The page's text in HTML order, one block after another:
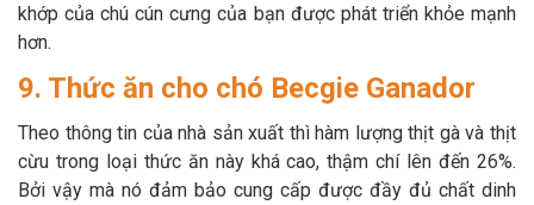
khớp của chú cún cưng của bạn được phát triển khỏe mạnh
hơn.
9. Thức ăn cho chó Becgie Ganador
Theo thông tin của nhà sản xuất thì hàm lượng thịt gà và thịt
cừu trong loại thức ăn này khá cao, thậm chí lên đến 26%.
Bởi vậy mà nó đảm bảo cung cấp được đầy đủ chất dinh